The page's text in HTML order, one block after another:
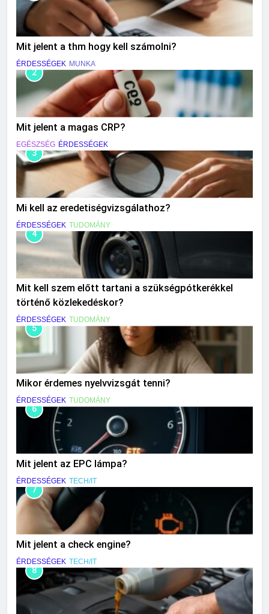
Mit jelent a thm hogy kell számolni?
ÉRDESSÉGEK MUNKA
2
Mit jelent a magas CRP?
EGÉSZSÉG ÉRDESSÉGEK
3
Mi kell az eredetiségvizsgálathoz?
ÉRDESSÉGEK TUDOMÁNY
4
Mit kell szem előtt tartani a szükségpótkerékkel
történő közlekedéskor?
ÉRDESSÉGEK TUDOMÁNY
5
Mikor érdemes nyelvvizsgát tenni?
ÉRDESSÉGEK TUDOMÁNY
6
Mit jelent az EPC lámpa?
ÉRDESSÉGEK TECH/IT
7
Mit jelent a check engine?
ÉRDESSÉGEK TECH/IT
8